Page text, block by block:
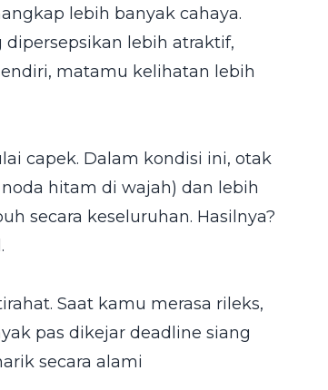
lebih banyak cahaya.
dipersepsikan lebih atraktif,
matamu kelihatan lebih
capek. Dalam kondisi ini, otak
hitam di wajah) dan lebih
secara keseluruhan. Hasilnya?
Saat kamu merasa rileks,
pas dikejar deadline siang
secara alami